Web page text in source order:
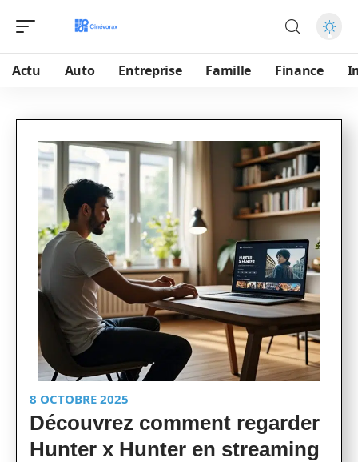
Actu Auto Entreprise Famille Finance
8 OCTOBRE 2025
Découvrez comment regarder
Hunter x Hunter en streaming